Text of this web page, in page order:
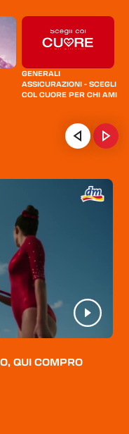
GENERALI
ASSICURAZIONI - SCEGLI
COL CUORE PER CHI AMI
QUI COMPRO